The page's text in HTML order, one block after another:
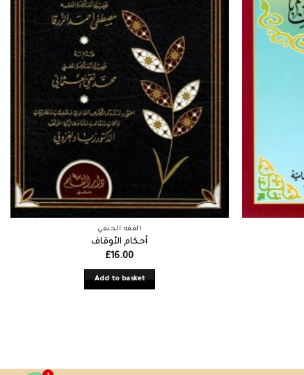
الفقه الحنفي
أحكام الأوقاف
£16.00
Add to basket